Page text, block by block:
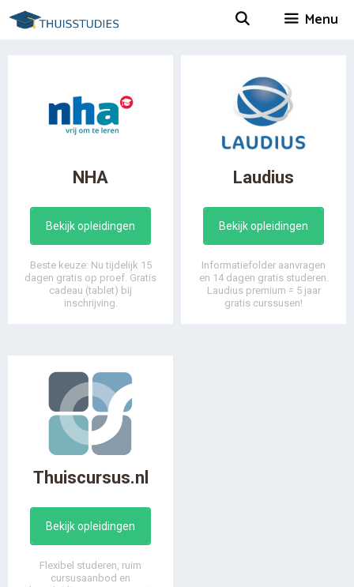
Spring
naar
Menu
NHA
Bekijk opleidingen
Beste keuze: Nu tijdelijk 15
dagen gratis op proef. Gratis
cadeau (tablet) bij
inschrijving.
Laudius
Bekijk opleidingen
Informatiefolder aanvragen
en 14 dagen gratis studeren.
Laudius premium = 5 jaar
gratis curssusen!
Thuiscursus.nl
Bekijk opleidingen
Flexibel studeren, ruim
cursusaanbod en